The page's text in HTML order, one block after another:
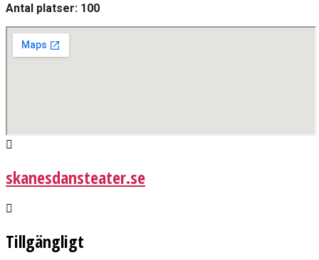
Antal platser: 100
skanesdansteater.se
Tillgängligt